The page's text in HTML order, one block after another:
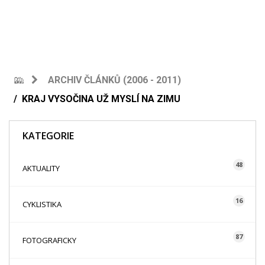
ARCHIV ČLÁNKŮ (2006 - 2011)
KRAJ VYSOČINA UŽ MYSLÍ NA ZIMU
KATEGORIE
AKTUALITY 48
CYKLISTIKA 16
FOTOGRAFICKY 87